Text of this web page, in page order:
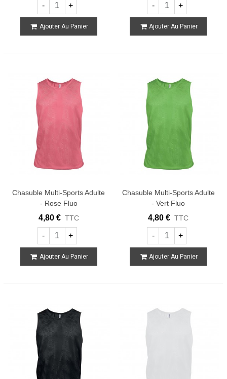
- +
Ajouter Au Panier
- +
Ajouter Au Panier
Chasuble Multi-Sports Adulte
- Rose Fluo
4,80 € TTC
- +
Ajouter Au Panier
Chasuble Multi-Sports Adulte
- Vert Fluo
4,80 € TTC
- +
Ajouter Au Panier